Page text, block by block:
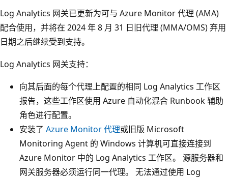
Log Analytics 网关已更新为可与 Azure Monitor 代理 (AMA)
配合使用，并将在 2024 年 8 月 31 日旧代理 (MMA/OMS) 弃用
日期之后继续受到支持。
Log Analytics 网关支持：
向其后面的每个代理上配置的相同 Log Analytics 工作区
报告，这些工作区使用 Azure 自动化混合 Runbook 辅助
角色进行配置。
安装了 Azure Monitor 代理或旧版 Microsoft
Monitoring Agent 的 Windows 计算机可直接连接到
Azure Monitor 中的 Log Analytics 工作区。 源服务器和
网关服务器必须运行同一代理。 无法通过使用 Log